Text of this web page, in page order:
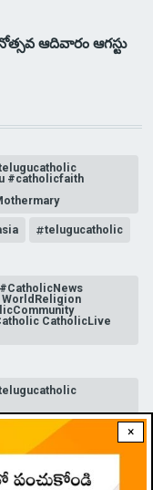
×
ఆదివారం ఆగస్టు
#catholicfaith
telugucatholic
WorldReligion
CatholicLive
#messageof